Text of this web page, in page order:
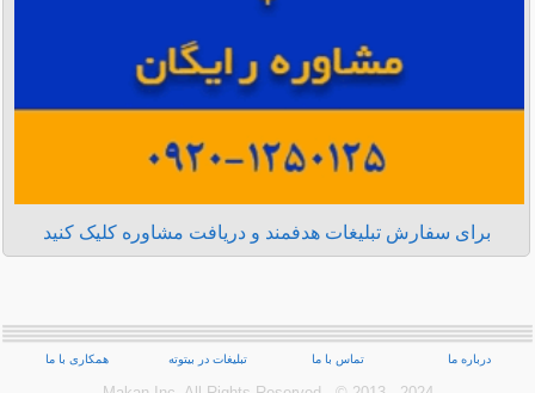
برای سفارش تبلیغات هدفمند و دریافت مشاوره کلیک کنید
درباره ما تماس با ما تبلیغات در بیتوته همکاری با ما